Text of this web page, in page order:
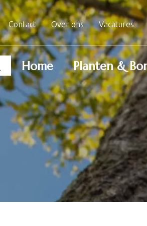
Contact Over ons Vacatures
Home Planten &